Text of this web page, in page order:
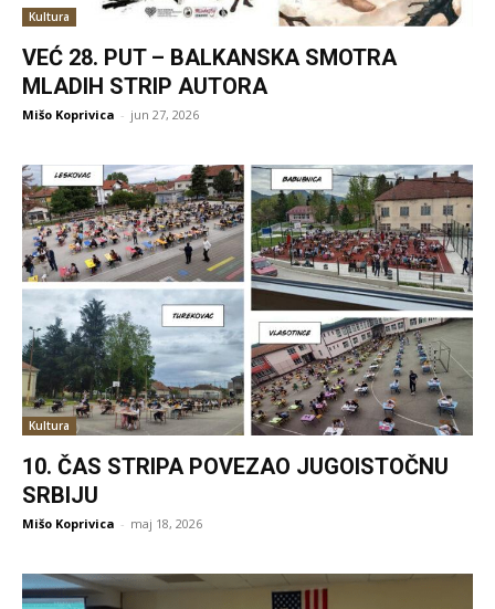
Kultura
VEĆ 28. PUT – BALKANSKA SMOTRA
MLADIH STRIP AUTORA
Mišo Koprivica - jun 27, 2026
Kultura
10. ČAS STRIPA POVEZAO JUGOISTOČNU
SRBIJU
Mišo Koprivica - maj 18, 2026